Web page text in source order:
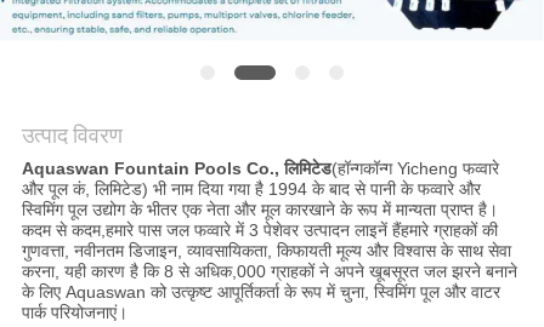
PRIVACY
उत्पाद विवरण
Aquaswan Fountain Pools Co., लिमिटेड(हॉन्गकॉन्ग Yicheng फव्वारे
और पूल कं, लिमिटेड) भी नाम दिया गया है 1994 के बाद से पानी के फव्वारे और
स्विमिंग पूल उद्योग के भीतर एक नेता और मूल कारखाने के रूप में मान्यता प्राप्त है।
कदम से कदम,हमारे पास जल फव्वारे में 3 पेशेवर उत्पादन लाइनें हैंहमारे ग्राहकों की
गुणवत्ता, नवीनतम डिजाइन, व्यावसायिकता, किफायती मूल्य और विश्वास के साथ सेवा
करना, यही कारण है कि 8 से अधिक,000 ग्राहकों ने अपने खूबसूरत जल झरने बनाने
के लिए Aquaswan को उत्कृष्ट आपूर्तिकर्ता के रूप में चुना, स्विमिंग पूल और वाटर
पार्क परियोजनाएं।